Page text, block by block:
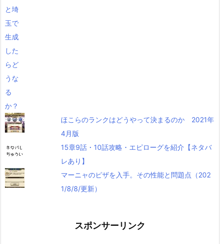
ほこらのランクはどうやって決まるのか 2021年
4月版
15章9話・10話攻略・エピローグを紹介【ネタバ
レあり】
マーニャのピザを入手。その性能と問題点（202
1/8/8/更新）
スポンサーリンク